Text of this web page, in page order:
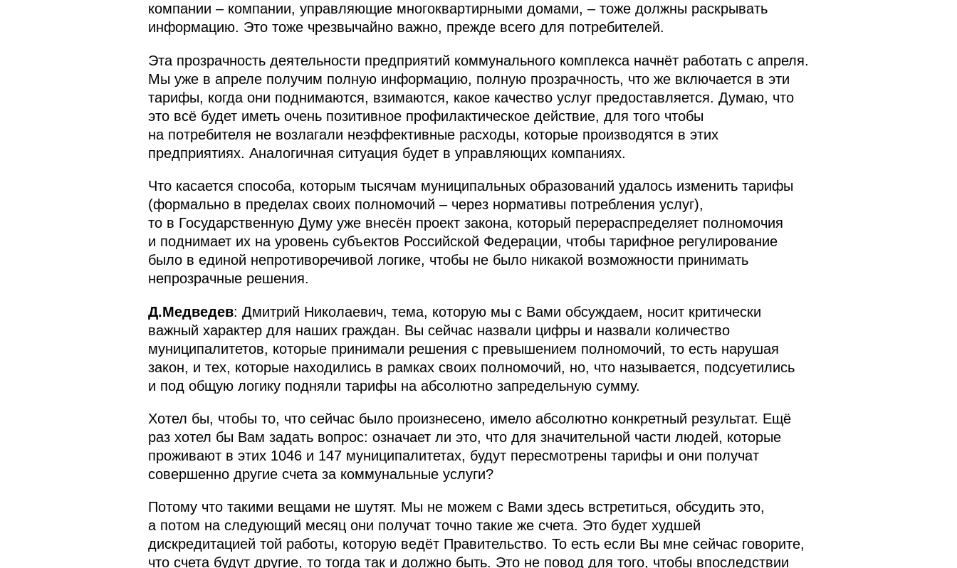
компании – компании, управляющие многоквартирными домами, – тоже должны раскрывать
информацию. Это тоже чрезвычайно важно, прежде всего для потребителей.
Эта прозрачность деятельности предприятий коммунального комплекса начнёт работать с апреля.
Мы уже в апреле получим полную информацию, полную прозрачность, что же включается в эти
тарифы, когда они поднимаются, взимаются, какое качество услуг предоставляется. Думаю, что
это всё будет иметь очень позитивное профилактическое действие, для того чтобы
на потребителя не возлагали неэффективные расходы, которые производятся в этих
предприятиях. Аналогичная ситуация будет в управляющих компаниях.
Что касается способа, которым тысячам муниципальных образований удалось изменить тарифы
(формально в пределах своих полномочий – через нормативы потребления услуг),
то в Государственную Думу уже внесён проект закона, который перераспределяет полномочия
и поднимает их на уровень субъектов Российской Федерации, чтобы тарифное регулирование
было в единой непротиворечивой логике, чтобы не было никакой возможности принимать
непрозрачные решения.
Д.Медведев: Дмитрий Николаевич, тема, которую мы с Вами обсуждаем, носит критически
важный характер для наших граждан. Вы сейчас назвали цифры и назвали количество
муниципалитетов, которые принимали решения с превышением полномочий, то есть нарушая
закон, и тех, которые находились в рамках своих полномочий, но, что называется, подсуетились
и под общую логику подняли тарифы на абсолютно запредельную сумму.
Хотел бы, чтобы то, что сейчас было произнесено, имело абсолютно конкретный результат. Ещё
раз хотел бы Вам задать вопрос: означает ли это, что для значительной части людей, которые
проживают в этих 1046 и 147 муниципалитетах, будут пересмотрены тарифы и они получат
совершенно другие счета за коммунальные услуги?
Потому что такими вещами не шутят. Мы не можем с Вами здесь встретиться, обсудить это,
а потом на следующий месяц они получат точно такие же счета. Это будет худшей
дискредитацией той работы, которую ведёт Правительство. То есть если Вы мне сейчас говорите,
что счета будут другие, то тогда так и должно быть. Это не повод для того, чтобы впоследствии